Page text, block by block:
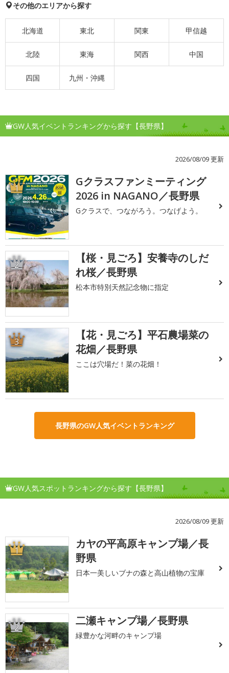
その他のエリアから探す
北海道 東北 関東 甲信越
北陸 東海 関西 中国
四国 九州・沖縄
GW人気イベントランキングから探す【長野県】
2026/08/09 更新
1
Gクラスファンミーティング
2026 in NAGANO／長野県
Gクラスで、つながろう。つなげよう。
2
【桜・見ごろ】安養寺のしだ
れ桜／長野県
松本市特別天然記念物に指定
3
【花・見ごろ】平石農場菜の
花畑／長野県
ここは穴場だ！菜の花畑！
長野県のGW人気イベントランキング
GW人気スポットランキングから探す【長野県】
2026/08/09 更新
1
カヤの平高原キャンプ場／長
野県
日本一美しいブナの森と高山植物の宝庫
2 二瀬キャンプ場／長野県
緑豊かな河畔のキャンプ場